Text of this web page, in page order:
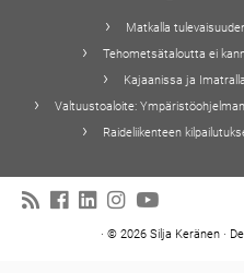
Matkalla
Tehometsätaloutta ei
Kajaanissa ja
Valtuustoaloite:
Raideliikenteen
· © 2026 Silja Keränen·